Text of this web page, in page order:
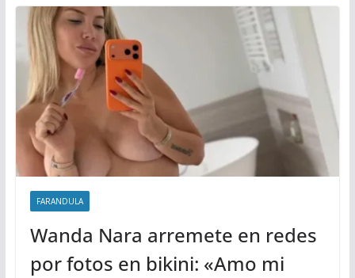
FARANDULA
Wanda Nara arremete en redes
por fotos en bikini: «Amo mi